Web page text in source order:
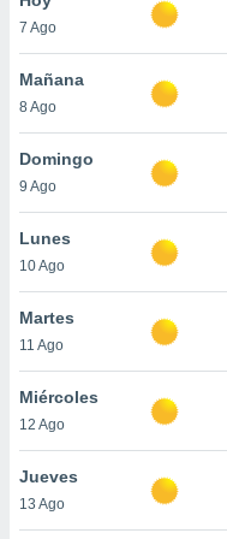
y
en
más
de
7 Ago
Mañana
8 Ago
Domingo
9 Ago
Lunes
10 Ago
Martes
11 Ago
Miércoles
12 Ago
Jueves
13 Ago